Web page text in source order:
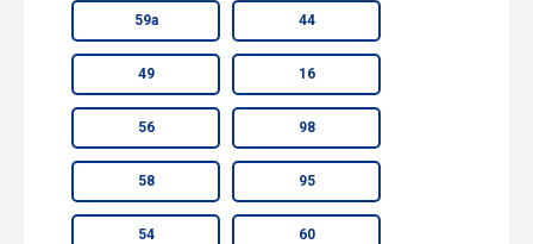
59а 44
49 16
56 98
58 95
54 60